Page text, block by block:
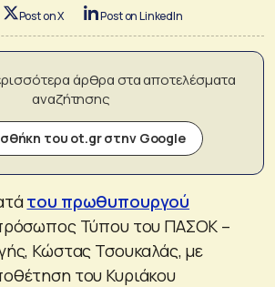
Post on X Post on LinkedIn
άρθρα στα αποτελέσματα
αναζήτησης
του ot.gr στην Google
του πρωθυπουργού
Τύπου του ΠΑΣΟΚ –
Κώστας Τσουκαλάς, με
του Κυριάκου